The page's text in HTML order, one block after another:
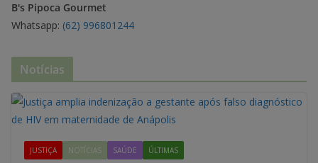
B's Pipoca Gourmet
Whatsapp: (62) 996801244
Notícias
JUSTIÇA NOTÍCIAS SAÚDE ÚLTIMAS